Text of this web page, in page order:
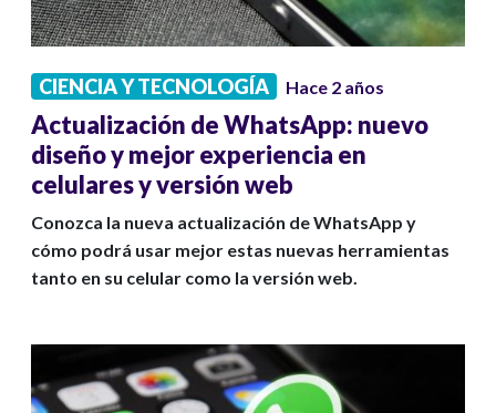
CIENCIA Y TECNOLOGÍA Hace 2 años
Actualización de WhatsApp: nuevo
diseño y mejor experiencia en
celulares y versión web
Conozca la nueva actualización de WhatsApp y
cómo podrá usar mejor estas nuevas herramientas
tanto en su celular como la versión web.